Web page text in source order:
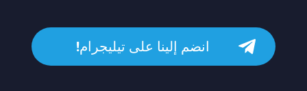
انضم إلينا على تيليجرام!